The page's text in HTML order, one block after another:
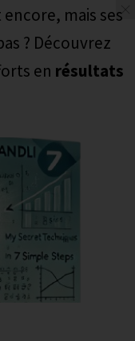
mais ses
? Découvrez
en résultats